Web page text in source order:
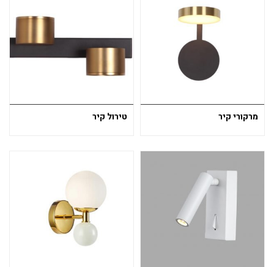
מרקורי קיר טירול קיר